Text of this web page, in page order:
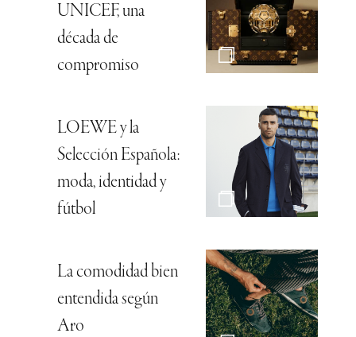
UNICEF, una
década de
compromiso
LOEWE y la
Selección Española:
moda, identidad y
fútbol
La comodidad bien
entendida según
Aro